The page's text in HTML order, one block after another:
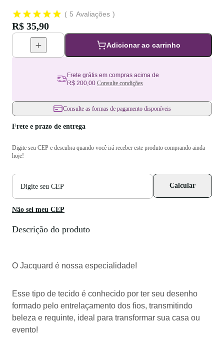
5 Avaliações
R$ 35,90
Adicionar ao carrinho
Frete grátis em compras acima de
R$ 200,00 Consulte condições
Consulte as formas de pagamento disponíveis
Frete e prazo de entrega
Digite seu CEP e descubra quando você irá receber este produto comprando ainda
hoje!
CEP
para
cálculo
frete
Calcular
Não sei meu CEP
Descrição do produto
O Jacquard é nossa especialidade!
Esse tipo de tecido é conhecido por ter seu desenho
formado pelo entrelaçamento dos fios, transmitindo
beleza e requinte, ideal para transformar sua casa ou
evento!